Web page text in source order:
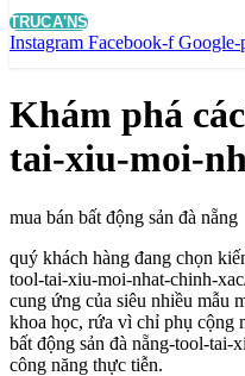
TRUCA'NS
Instagram Facebook-f Google-
Khám phá
tai-xiu-moi-
mua bán bất động sản đà nẵng
quý khách hàng đang chọn
tool-tai-xiu-moi-nhat-chinh-
cung ứng của siêu nhiều mẫu
khoa học, rứa vì chỉ phụ cộng
bất động sản đà nẵng-tool-tai-
công năng thực tiễn.